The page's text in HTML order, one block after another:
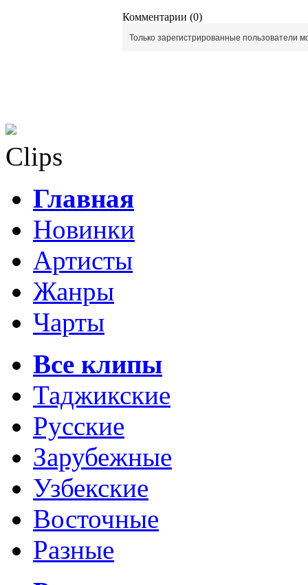
Комментарии (0)
Только зарегистрированные пользователи
Clips
Главная
Новинки
Артисты
Жанры
Чарты
Все клипы
Таджикские
Русские
Зарубежные
Узбекские
Восточные
Разные